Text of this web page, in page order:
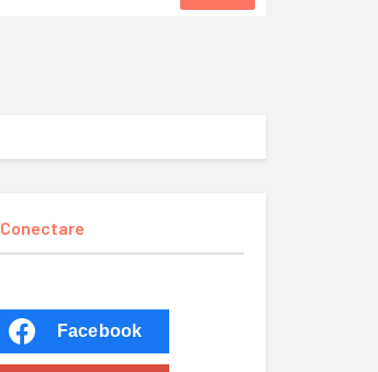
Conectare
Facebook